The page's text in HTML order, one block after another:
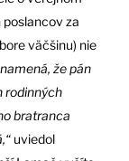
za
väčšinu) nie
že pán
rodinných
bratranca
uviedol